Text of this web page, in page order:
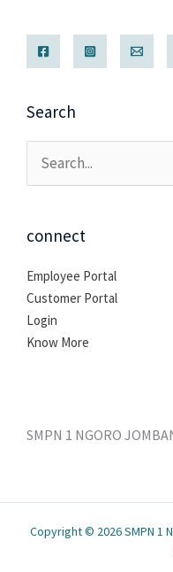
Search
Cari
untuk:
connect
Employee Portal
Customer Portal
Login
Know More
SMPN 1 NGORO
Copyright © 2026 SMPN 1